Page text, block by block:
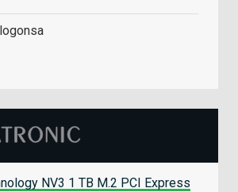
NV3 1 TB M.2 PCI Express